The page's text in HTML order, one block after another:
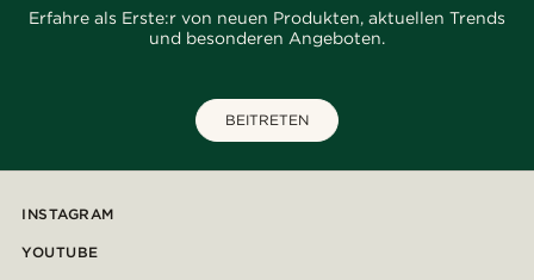
Erfahre als Erste:r von neuen Produkten, aktuellen Trends
und besonderen Angeboten.
BEITRETEN
INSTAGRAM
YOUTUBE